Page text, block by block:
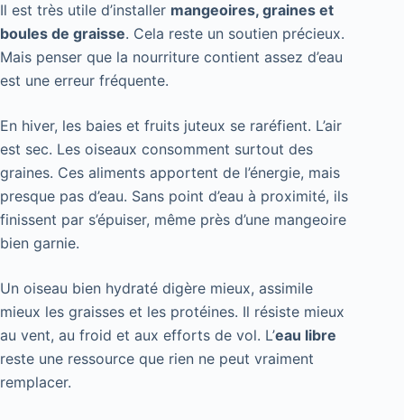
Il est très utile d’installer mangeoires, graines et
boules de graisse. Cela reste un soutien précieux.
Mais penser que la nourriture contient assez d’eau
est une erreur fréquente.
En hiver, les baies et fruits juteux se raréfient. L’air
est sec. Les oiseaux consomment surtout des
graines. Ces aliments apportent de l’énergie, mais
presque pas d’eau. Sans point d’eau à proximité, ils
finissent par s’épuiser, même près d’une mangeoire
bien garnie.
Un oiseau bien hydraté digère mieux, assimile
mieux les graisses et les protéines. Il résiste mieux
au vent, au froid et aux efforts de vol. L’eau libre
reste une ressource que rien ne peut vraiment
remplacer.